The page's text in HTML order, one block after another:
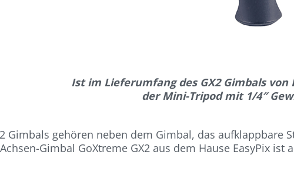
Ist im Lieferumfang des GX2 Gimbals von
der Mini-Tripod mit 1/4″
Gimbals gehören neben dem Gimbal, das aufklappbare
Gimbal GoXtreme GX2 aus dem Hause EasyPix